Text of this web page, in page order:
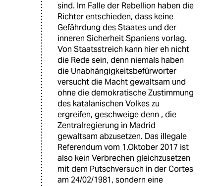
sind. Im Falle der Rebellion haben die
Richter entschieden, dass keine
Gefährdung des Staates und der
inneren Sicherheit Spaniens vorlag.
Von Staatsstreich kann hier eh nicht
die Rede sein, denn niemals haben
die Unabhängigkeitsbefürworter
versucht die Macht gewaltsam und
ohne die demokratische Zustimmung
des katalanischen Volkes zu
ergreifen, geschweige denn , die
Zentralregierung in Madrid
gewaltsam abzusetzen. Das illegale
Referendum vom 1.Oktober 2017 ist
also kein Verbrechen gleichzusetzen
mit dem Putschversuch in der Cortes
am 24/02/1981, sondern eine